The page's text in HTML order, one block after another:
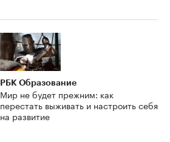
РБК Образование
Мир не будет прежним: как
перестать выживать и настроить себя
на развитие